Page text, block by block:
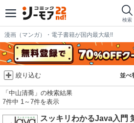
検索
漫画（マンガ）・電子書籍が国内最大級!!
並べ
絞り込む
「中山清喬」の検索結果
7件中 1～7件を表示
スッキリわかるJava入門